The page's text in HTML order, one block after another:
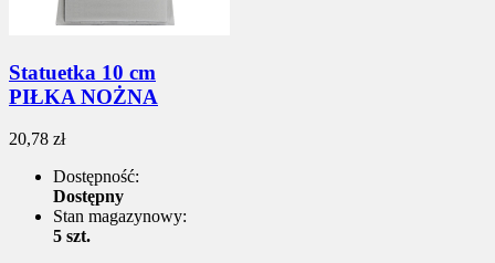
Statuetka 10 cm
PIŁKA NOŻNA
20,78 zł
Dostępność:
Dostępny
Stan magazynowy:
5 szt.